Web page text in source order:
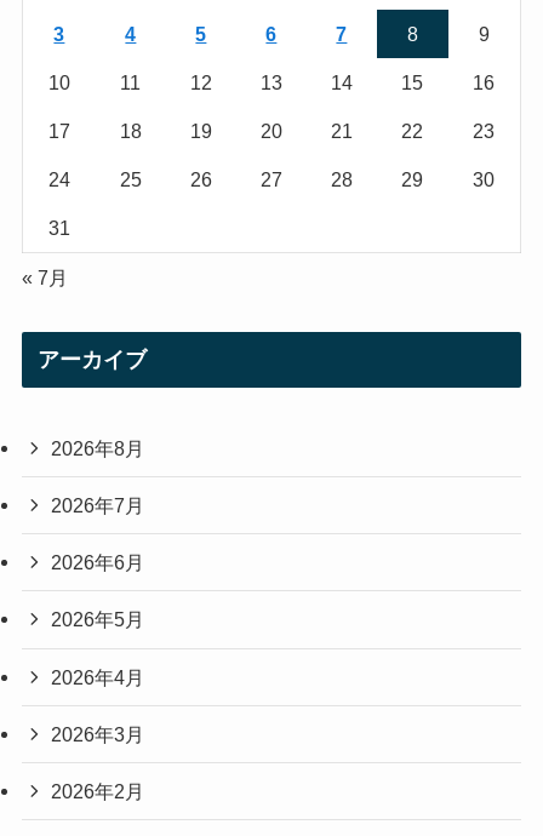
3 4 5 6 7 8 9
10 11 12 13 14 15 16
17 18 19 20 21 22 23
24 25 26 27 28 29 30
31
« 7月
アーカイブ
2026年8月
2026年7月
2026年6月
2026年5月
2026年4月
2026年3月
2026年2月